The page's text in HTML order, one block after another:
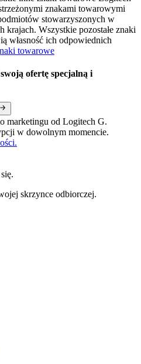
znakami towarowymi
stowarzyszonych w
krajach. Wszystkie pozostałe znaki
własność ich odpowiednich
towarowe
ofertę specjalną i
marketingu od Logitech G.
w dowolnym momencie.
skrzynce odbiorczej.